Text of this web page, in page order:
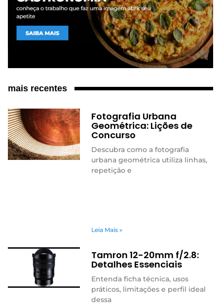
mais recentes
Fotografia Urbana
Geométrica: Lições de
Concurso
Descubra como a fotografia
urbana geométrica utiliza linhas,
repetição e
Leia Mais »
Tamron 12-20mm f/2.8:
Detalhes Essenciais
Entenda ficha técnica, usos
práticos, limitações e perfil ideal
dessa